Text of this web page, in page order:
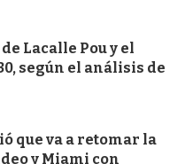
Lacalle Pou y el
según el análisis de
que va a retomar la
y Miami con